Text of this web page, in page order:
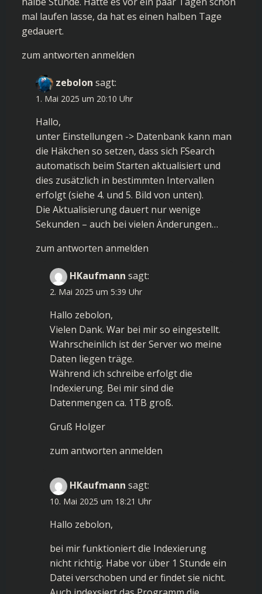
mal laufen lasse, da hat es einen halben Tage
gedauert.
zum antworten anmelden
zebolon sagt:
1. Mai 2025 um 20:10 Uhr
Hallo,
unter Einstellungen -> Datenbank kann man
die Häkchen so setzen, dass sich FSearch
automatisch beim Starten aktualisiert und
dies zusätzlich in bestimmten Intervallen
erfolgt (siehe 4. und 5. Bild von unten).
Die Aktualisierung dauert nur wenige
Sekunden – auch bei vielen Änderungen…
zum antworten anmelden
HKaufmann sagt:
2. Mai 2025 um 5:39 Uhr
Hallo zebolon,
Vielen Dank. War bei mir so eingestellt.
Wahrscheinlich ist der Server wo meine
Daten liegen träge.
Während ich schreibe erfolgt die
Indexierung. Bei mir sind die
Datenmengen ca. 1TB groß.
Gruß Holger
zum antworten anmelden
HKaufmann sagt:
10. Mai 2025 um 18:21 Uhr
Hallo zebolon,
bei mir funktioniert die Indexierung
nicht richtig. Habe vor über 1 Stunde ein
Datei verschoben und er findet sie nicht.